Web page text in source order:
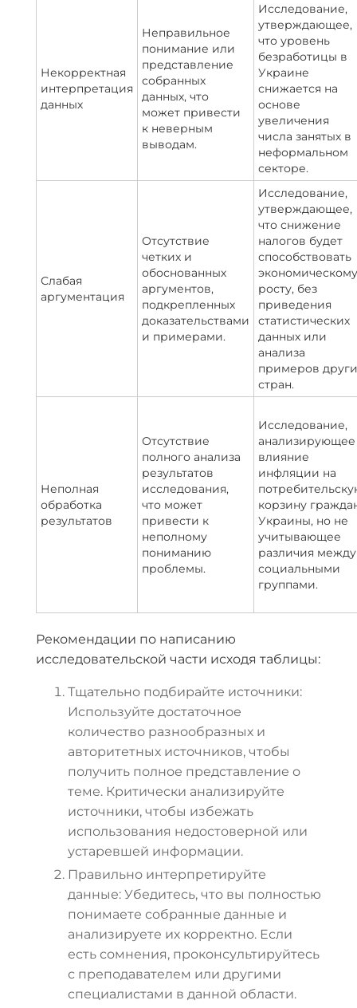
Некорректная
интерпретация
данных
Неправильное
понимание или
представление
собранных
данных, что
может привести
к неверным
выводам.
Исследование,
утверждающее,
что уровень
безработицы в
Украине
снижается на
основе
увеличения
числа занятых в
неформальном
секторе.
Слабая
аргументация
Отсутствие
четких и
обоснованных
аргументов,
подкрепленных
доказательствами
и примерами.
Исследование,
утверждающее,
что снижение
налогов будет
способствовать
экономическому
росту, без
приведения
статистических
данных или
анализа
примеров
стран.
Неполная
обработка
результатов
Отсутствие
полного анализа
результатов
исследования,
что может
привести к
неполному
пониманию
проблемы.
Исследование,
анализирующее
влияние
инфляции на
корзину
Украины, но не
учитывающее
различия между
социальными
группами.
Рекомендации по написанию
исследовательской части исходя таблицы:
Тщательно подбирайте источники:
Используйте достаточное
количество разнообразных и
авторитетных источников, чтобы
получить полное представление о
теме. Критически анализируйте
источники, чтобы избежать
использования недостоверной или
устаревшей информации.
Правильно интерпретируйте
данные: Убедитесь, что вы полностью
понимаете собранные данные и
анализируете их корректно. Если
есть сомнения, проконсультируйтесь
с преподавателем или другими
специалистами в данной области.